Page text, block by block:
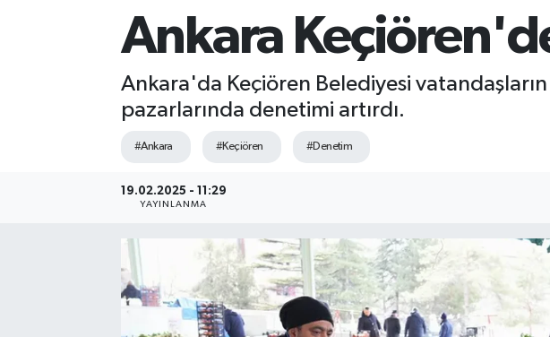
Ankara
Ankara'da Keçiören Belediyesi
pazarlarında denetimi artırdı.
#Ankara #Keçiören #Denetim
19.02.2025 - 11:29
YAYINLANMA